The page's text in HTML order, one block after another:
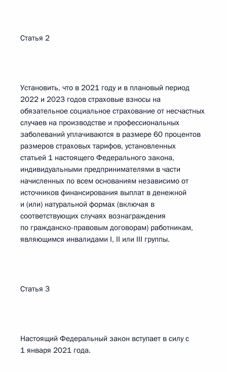
Статья 2
Установить, что в 2021 году и в плановый период
2022 и 2023 годов страховые взносы на
обязательное социальное страхование от несчастных
случаев на производстве и профессиональных
заболеваний уплачиваются в размере 60 процентов
размеров страховых тарифов, установленных
статьей 1 настоящего Федерального закона,
индивидуальными предпринимателями в части
начисленных по всем основаниям независимо от
источников финансирования выплат в денежной
и (или) натуральной формах (включая в
соответствующих случаях вознаграждения
по гражданско-правовым договорам) работникам,
являющимся инвалидами I, II или III группы.
Статья 3
Настоящий Федеральный закон вступает в силу с
1 января 2021 года.